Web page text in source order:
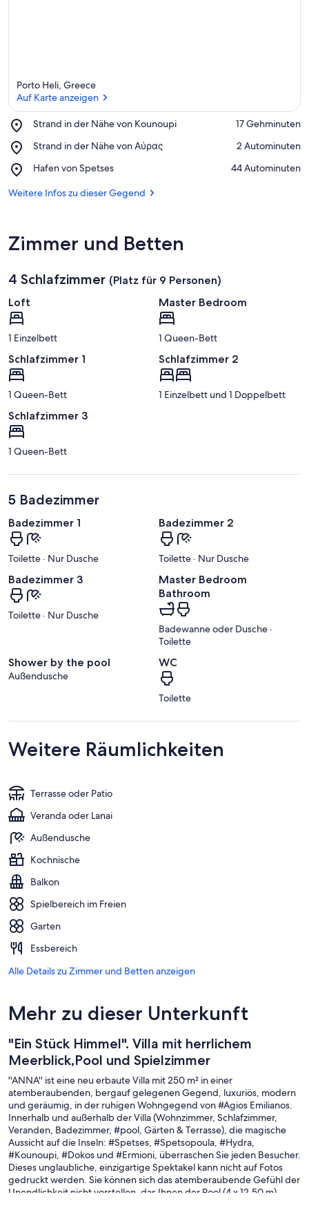
Porto Heli, Greece
Auf Karte anzeigen
Strand in der Nähe von Kounoupi
Place,
in
Nähe
Kounoupi
‪17 Gehminuten‬
Strand in der Nähe von Αύρας
Place,
in
Nähe
‪2 Autominuten‬
Hafen von Spetses
Place,
von
‪44 Autominuten‬
Weitere Infos zu dieser Gegend
Zimmer und Betten
4 Schlafzimmer (Platz für 9 Personen)
Loft
1 Einzelbett
Master Bedroom
1 Queen-Bett
Schlafzimmer 1
1 Queen-Bett
Schlafzimmer 2
1 Einzelbett und 1 Doppelbett
Schlafzimmer 3
1 Queen-Bett
5 Badezimmer
Badezimmer 1
Toilette · Nur Dusche
Badezimmer 2
Toilette · Nur Dusche
Badezimmer 3
Toilette · Nur Dusche
Master Bedroom
Bathroom
Badewanne oder Dusche ·
Toilette
Shower by the pool
Außendusche
WC
Toilette
Weitere Räumlichkeiten
Terrasse oder Patio
Veranda oder Lanai
Außendusche
Kochnische
Balkon
Spielbereich im Freien
Garten
Essbereich
Alle Details zu Zimmer und Betten anzeigen
Mehr zu dieser Unterkunft
"Ein Stück Himmel". Villa mit herrlichem
Meerblick,Pool und Spielzimmer
''ANNA'' ist eine neu erbaute Villa mit 250 m² in einer
atemberaubenden, bergauf gelegenen Gegend, luxuriös, modern
und geräumig, in der ruhigen Wohngegend von #Agios Emilianos.
Innerhalb und außerhalb der Villa (Wohnzimmer, Schlafzimmer,
Veranden, Badezimmer, #pool, Gärten & Terrasse), die magische
Aussicht auf die Inseln: #Spetses, #Spetsopoula, #Hydra,
#Kounoupi, #Dokos und #Ermioni, überraschen Sie jeden Besucher.
Dieses unglaubliche, einzigartige Spektakel kann nicht auf Fotos
gedruckt werden. Sie können sich das atemberaubende Gefühl der
Unendlichkeit nicht vorstellen, das Ihnen der Pool (4 x 12,50 m)